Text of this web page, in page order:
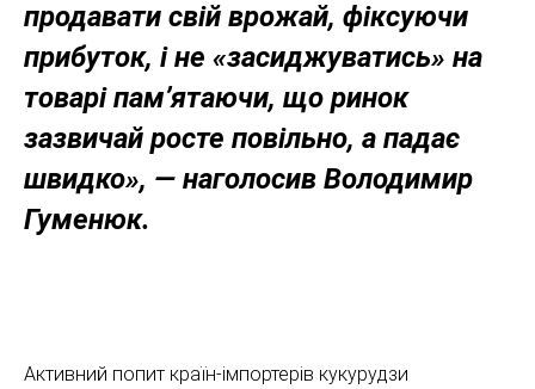
продавати свій врожай, фіксуючи
прибуток, і не «засиджуватись» на
товарі пам’ятаючи, що ринок
зазвичай росте повільно, а падає
швидко», — наголосив Володимир
Гуменюк.
Активний попит країн-імпортерів кукурудзи